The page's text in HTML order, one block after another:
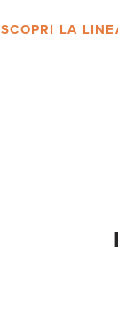
SCOPRI LA